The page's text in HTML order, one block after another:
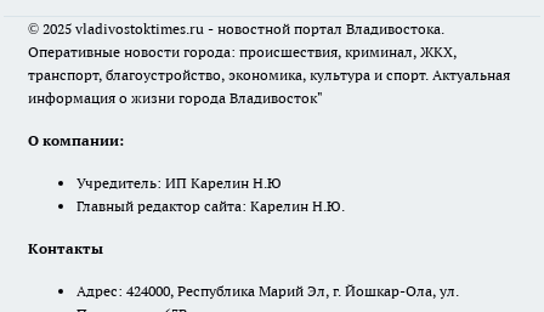
© 2025 vladivostoktimes.ru - новостной портал Владивостока.
Оперативные новости города: происшествия, криминал, ЖКХ,
транспорт, благоустройство, экономика, культура и спорт. Актуальная
информация о жизни города Владивосток"
О компании:
Учредитель: ИП Карелин Н.Ю
Главный редактор сайта: Карелин Н.Ю.
Контакты
Адрес: 424000, Республика Марий Эл, г. Йошкар-Ола, ул.